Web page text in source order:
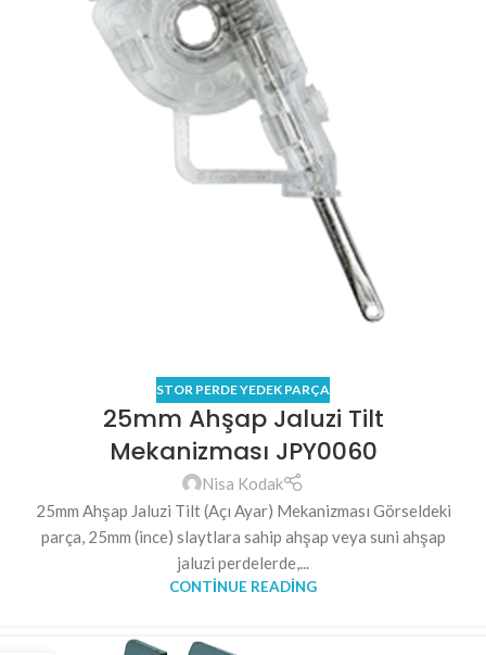
STOR PERDE YEDEK PARÇA
25mm Ahşap Jaluzi Tilt
Mekanizması JPY0060
Nisa Kodak
25mm Ahşap Jaluzi Tilt (Açı Ayar) Mekanizması Görseldeki
parça, 25mm (ince) slaytlara sahip ahşap veya suni ahşap
jaluzi perdelerde,...
CONTINUE READING